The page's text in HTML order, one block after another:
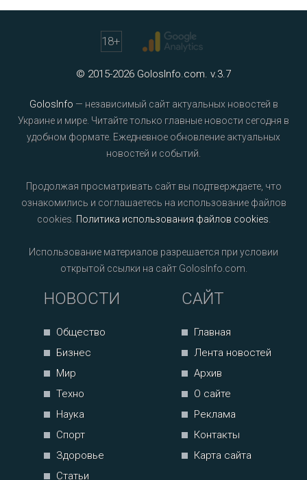
18+
© 2015-2026 GolosInfo.com. v.3.7
GolosInfo — независимый сайт актуальных новостей в
Украине и мире. Читайте только главные новости сегодня в
удобном формате. Ежедневное обновление актуальных
новостей и событий.
Продолжая просматривать сайт вы подтверждаете, что
ознакомились и соглашаетесь на использование файлов
cookies. Политика использования файлов cookies
Использование материалов разрешается при условии
открытой ссылки на сайт GolosInfo.com.
НОВОСТИ
Общество
Бизнес
Мир
Техно
Наука
Спорт
Здоровье
Статьи
САЙТ
Главная
Лента новостей
Архив
О сайте
Реклама
Контакты
Карта сайта